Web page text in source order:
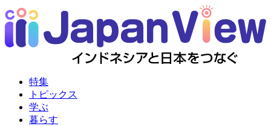
特集
トピックス
学ぶ
暮らす